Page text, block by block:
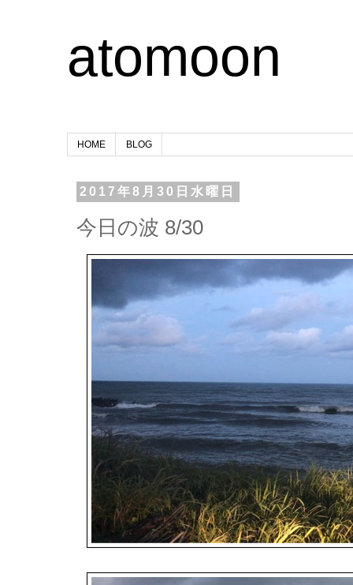
atomoon
HOME BLOG
2017年8月30日水曜日
今日の波 8/30